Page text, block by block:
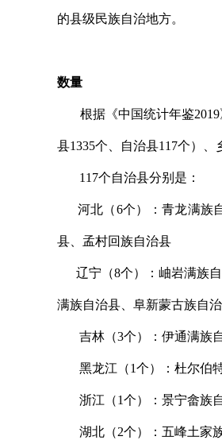
的县级民族自治地方。
数量
根据《中国统计年鉴2019
县1335个、自治县117个）、
117个自治县分别是：
河北（6个）：青龙满族
县、孟村回族自治县
辽宁（8个）：岫岩满族自
满族自治县、阜新蒙古族自
吉林（3个）：伊通满族自
黑龙江（1个）：杜尔伯
浙江（1个）：景宁畲族
湖北（2个）：五峰土家